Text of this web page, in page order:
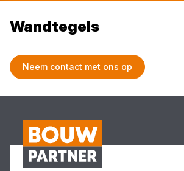
Wandtegels
Neem contact met ons op